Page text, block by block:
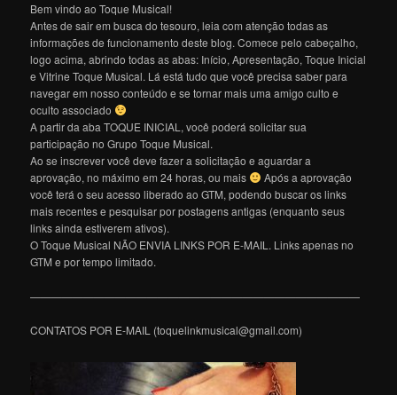
Bem vindo ao Toque Musical!
Antes de sair em busca do tesouro, leia com atenção todas as
informações de funcionamento deste blog. Comece pelo cabeçalho,
logo acima, abrindo todas as abas: Início, Apresentação, Toque Inicial
e Vitrine Toque Musical. Lá está tudo que você precisa saber para
navegar em nosso conteúdo e se tornar mais uma amigo culto e
oculto associado
A partir da aba TOQUE INICIAL, você poderá solicitar sua
participação no Grupo Toque Musical.
Ao se inscrever você deve fazer a solicitação e aguardar a
aprovação, no máximo em 24 horas, ou mais
Após a aprovação
você terá o seu acesso liberado ao GTM, podendo buscar os links
mais recentes e pesquisar por postagens antigas (enquanto seus
links ainda estiverem ativos).
O Toque Musical NÃO ENVIA LINKS POR E-MAIL. Links apenas no
GTM e por tempo limitado.
———————————————————————————————
CONTATOS POR E-MAIL (toquelinkmusical@gmail.com)